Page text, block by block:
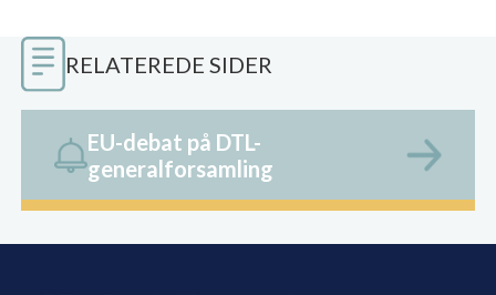
RELATEREDE SIDER
EU-debat på DTL-
generalforsamling